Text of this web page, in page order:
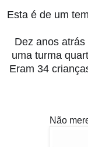
Esta é de um
Dez anos atrás
uma turma
Eram 34
Não